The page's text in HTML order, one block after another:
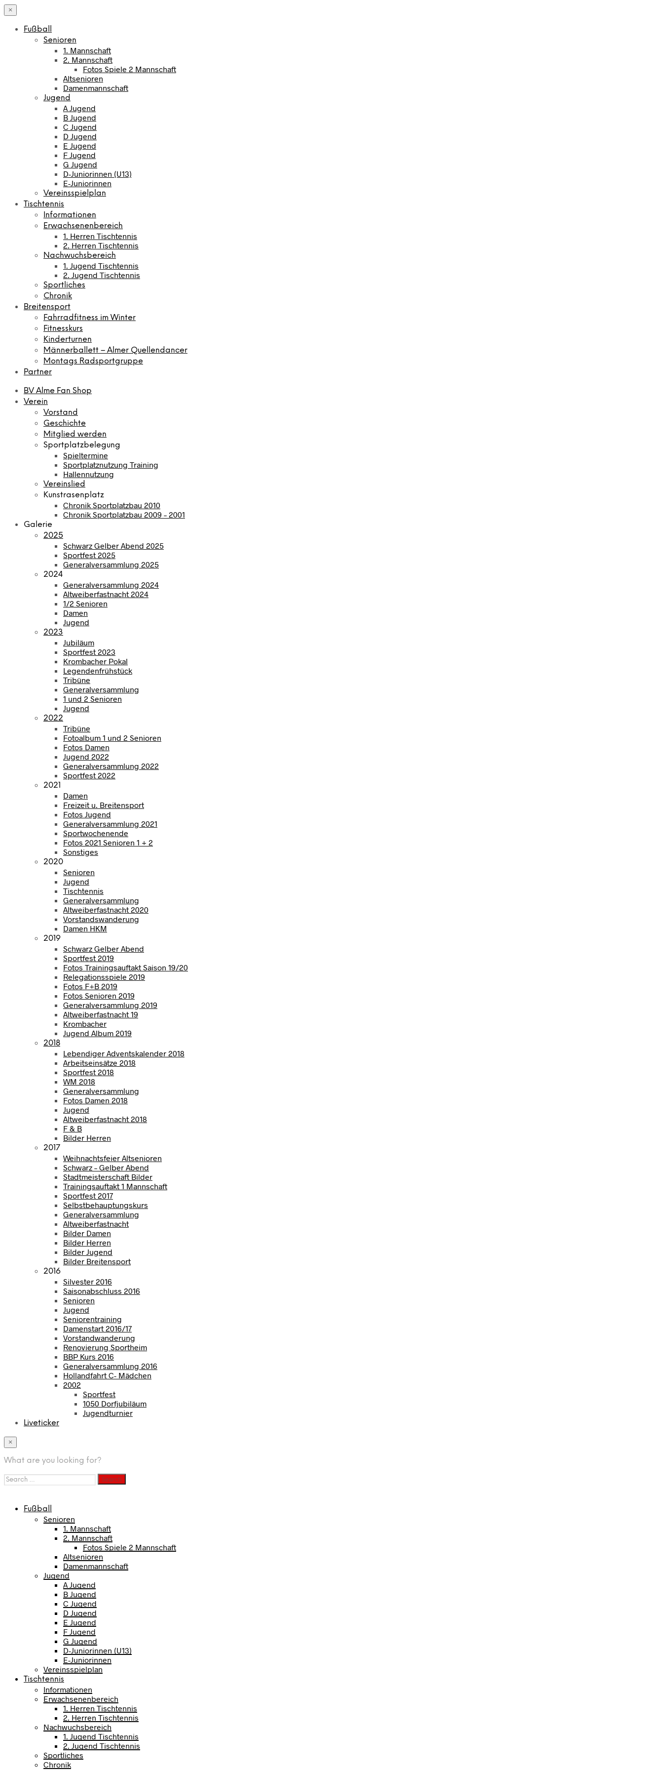
×
Fußball
Senioren
1. Mannschaft
2. Mannschaft
Fotos Spiele 2 Mannschaft
Altsenioren
Damenmannschaft
Jugend
A Jugend
B Jugend
C Jugend
D Jugend
E Jugend
F Jugend
G Jugend
D-Juniorinnen (U13)
E-Juniorinnen
Vereinsspielplan
Tischtennis
Informationen
Erwachsenenbereich
1. Herren Tischtennis
2. Herren Tischtennis
Nachwuchsbereich
1. Jugend Tischtennis
2. Jugend Tischtennis
Sportliches
Chronik
Breitensport
Fahrradfitness im Winter
Fitnesskurs
Kinderturnen
Männerballett – Almer Quellendancer
Montags Radsportgruppe
Partner
BV Alme Fan Shop
Verein
Vorstand
Geschichte
Mitglied werden
Sportplatzbelegung
Spieltermine
Sportplatznutzung Training
Hallennutzung
Vereinslied
Kunstrasenplatz
Chronik Sportplatzbau 2010
Chronik Sportplatzbau 2009 – 2001
Galerie
2025
Schwarz Gelber Abend 2025
Sportfest 2025
Generalversammlung 2025
2024
Generalversammlung 2024
Altweiberfastnacht 2024
1/2 Senioren
Damen
Jugend
2023
Jubiläum
Sportfest 2023
Krombacher Pokal
Legendenfrühstück
Tribüne
Generalversammlung
1 und 2 Senioren
Jugend
2022
Tribüne
Fotoalbum 1 und 2 Senioren
Fotos Damen
Jugend 2022
Generalversammlung 2022
Sportfest 2022
2021
Damen
Freizeit u. Breitensport
Fotos Jugend
Generalversammlung 2021
Sportwochenende
Fotos 2021 Senioren 1 + 2
Sonstiges
2020
Senioren
Jugend
Tischtennis
Generalversammlung
Altweiberfastnacht 2020
Vorstandswanderung
Damen HKM
2019
Schwarz Gelber Abend
Sportfest 2019
Fotos Trainingsauftakt Saison 19/20
Relegationsspiele 2019
Fotos F+B 2019
Fotos Senioren 2019
Generalversammlung 2019
Altweiberfastnacht 19
Krombacher
Jugend Album 2019
2018
Lebendiger Adventskalender 2018
Arbeitseinsätze 2018
Sportfest 2018
WM 2018
Generalversammlung
Fotos Damen 2018
Jugend
Altweiberfastnacht 2018
F & B
Bilder Herren
2017
Weihnachtsfeier Altsenioren
Schwarz – Gelber Abend
Stadtmeisterschaft Bilder
Trainingsauftakt 1 Mannschaft
Sportfest 2017
Selbstbehauptungskurs
Generalversammlung
Altweiberfastnacht
Bilder Damen
Bilder Herren
Bilder Jugend
Bilder Breitensport
2016
Silvester 2016
Saisonabschluss 2016
Senioren
Jugend
Seniorentraining
Damenstart 2016/17
Vorstandwanderung
Renovierung Sportheim
BBP Kurs 2016
Generalversammlung 2016
Hollandfahrt C- Mädchen
2002
Sportfest
1050 Dorfjubiläum
Jugendturnier
Liveticker
×
What are you looking for?
Search
for:
Fußball
Senioren
1. Mannschaft
2. Mannschaft
Fotos Spiele 2 Mannschaft
Altsenioren
Damenmannschaft
Jugend
A Jugend
B Jugend
C Jugend
D Jugend
E Jugend
F Jugend
G Jugend
D-Juniorinnen (U13)
E-Juniorinnen
Vereinsspielplan
Tischtennis
Informationen
Erwachsenenbereich
1. Herren Tischtennis
2. Herren Tischtennis
Nachwuchsbereich
1. Jugend Tischtennis
2. Jugend Tischtennis
Sportliches
Chronik